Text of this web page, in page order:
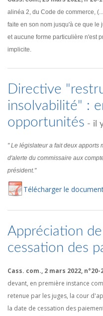
alinéa 2, du Code de commerce,
faite en son nom jusqu'à ce que le
et aucune forme particulière n'est
implicite.
Directive
insolvabilité" :
opportunités - il
" Le législateur a fait deux apports
d'alerte du commissaire aux
président."
Télécharger le
Appréciation
cessation des
Cass. com., 2 mars 2022, n°20-
devant, en première instance
retenue par les juges, la cour
la date de cessation des